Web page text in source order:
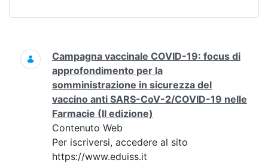
Ricerca
Campagna vaccinale COVID-19: focus di
approfondimento per la
somministrazione in sicurezza del
vaccino anti SARS-CoV-2/COVID-19 nelle
Farmacie (II edizione)
Contenuto Web
Per iscriversi, accedere al sito
https://www.eduiss.it